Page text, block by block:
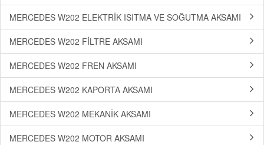
MERCEDES W202 ELEKTRİK ISITMA VE SOĞUTMA AKSAMI
MERCEDES W202 FİLTRE AKSAMI
MERCEDES W202 FREN AKSAMI
MERCEDES W202 KAPORTA AKSAMI
MERCEDES W202 MEKANİK AKSAMI
MERCEDES W202 MOTOR AKSAMI